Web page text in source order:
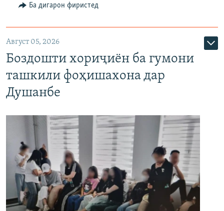
Ба дигарон фиристед
Август 05, 2026
Боздошти хориҷиён ба гумони
ташкили фоҳишахона дар
Душанбе